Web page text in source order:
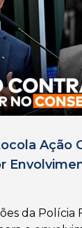
Ação
da Polícia